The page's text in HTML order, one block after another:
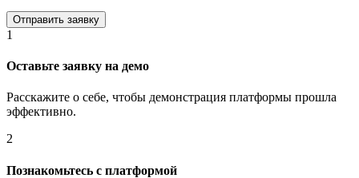
1
Оставьте заявку на демо
Расскажите о себе, чтобы демонстрация платформы прошла
эффективно.
2
Познакомьтесь с платформой